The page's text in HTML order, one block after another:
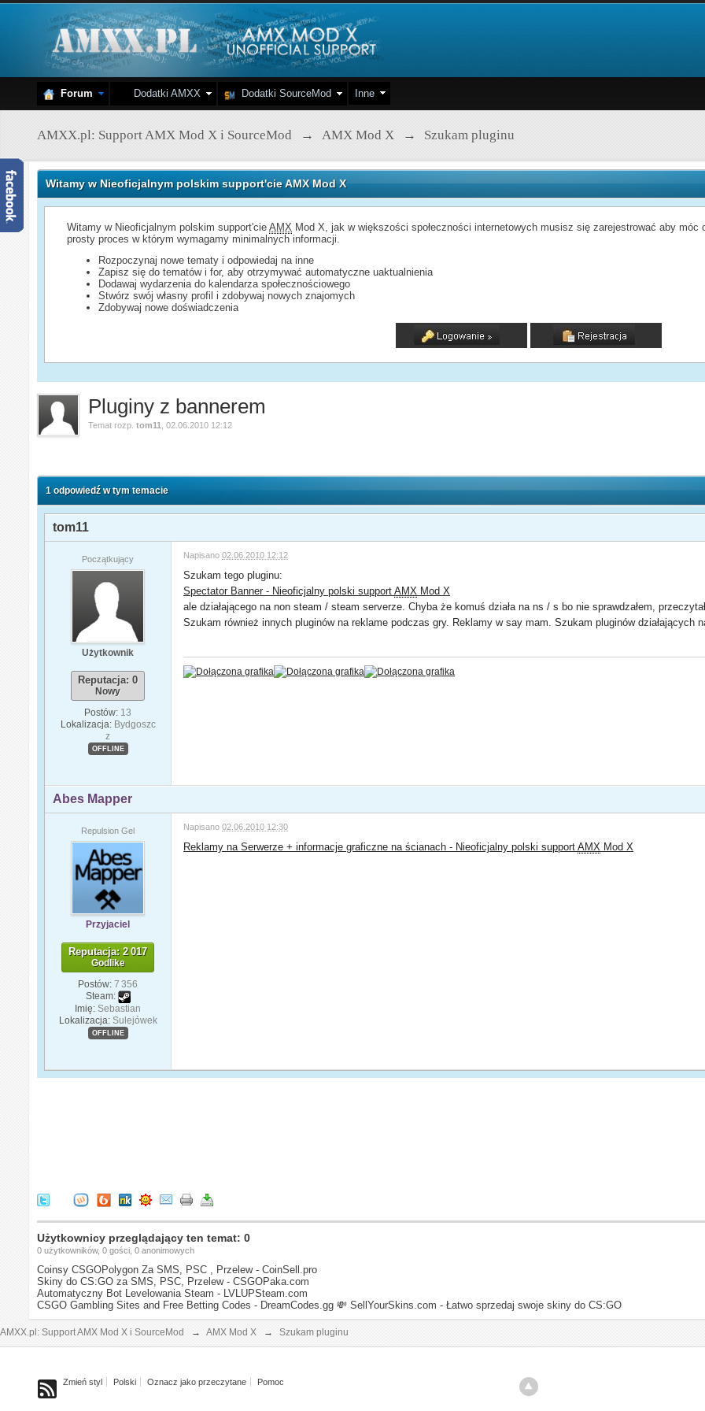
Forum Dodatki AMXX Dodatki SourceMod Inne
AMXX.pl: Support AMX Mod X i SourceMod → AMX Mod X → Szukam pluginu
Witamy w Nieoficjalnym polskim support'cie AMX Mod X
Witamy w Nieoficjalnym polskim support'cieAMX Mod X, jak w większości społeczności internetowych musisz się zarejestrować aby
prosty proces w którym wymagamy minimalnych informacji.
Rozpoczynaj nowe tematy i odpowiedaj na inne
Zapisz się do tematów i for, aby otrzymywać automatyczne uaktualnienia
Dodawaj wydarzenia do kalendarza społecznościowego
Stwórz swój własny profil i zdobywaj nowych znajomych
Zdobywaj nowe doświadczenia
Pluginy z bannerem
Temat rozp.tom11 ,02.06.2010 12:12
1 odpowiedź w tym temacie
tom11
Początkujący
Użytkownik
Reputacja: 0
Nowy
Postów: 13
Lokalizacja: Bydgoszc
z
OFFLINE
Napisano02.06.2010 12:12
Szukam tego pluginu:
Spectator Banner - Nieoficjalny polski supportAMX Mod X
ale działającego na non steam / steam serverze. Chyba że komuś działa na ns / s bo nie sprawdzałem,
Szukam również innych pluginów na reklame podczas gry. Reklamy w say mam. Szukam pluginów działających
Abes Mapper
Repulsion Gel
Przyjaciel
Reputacja: 2 017
Godlike
Postów: 7 356
Steam:
Imię: Sebastian
Lokalizacja: Sulejówek
OFFLINE
Napisano02.06.2010 12:30
Reklamy na Serwerze + informacje graficzne na ścianach - Nieoficjalny polski supportAMX Mod X
Użytkownicy przeglądający ten temat: 0
0 użytkowników, 0 gości, 0 anonimowych
Coinsy CSGOPolygon Za SMS, PSC , Przelew - CoinSell.pro
Skiny do CS:GO za SMS, PSC, Przelew - CSGOPaka.com
Automatyczny Bot Levelowania Steam - LVLUPSteam.com
CSGO Gambling Sites and Free Betting Codes - DreamCodes.gg 💸 SellYourSkins.com - Łatwo sprzedaj swoje skiny do CS:GO
AMXX.pl: Support AMX Mod X i SourceMod → AMX Mod X → Szukam pluginu
Zmień styl Polski Oznacz jako przeczytane Pomoc